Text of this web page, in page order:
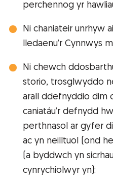
perchennog yr
Ni chaniateir unrhyw
lledaenu’r Cynnwys
Ni chewch
storio, trosglwyddo
arall ddefnyddio dim
caniatáu’r defnydd
perthnasol ar gyfer
ac yn neilltuol (ond
(a byddwch yn
cynrychiolwyr yn):